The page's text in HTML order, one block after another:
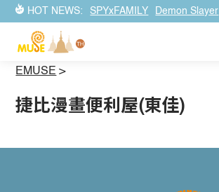
HOT NEWS: SPYxFAMILY Demon Slayer
EMUSE >
捷比漫畫便利屋(東佳)